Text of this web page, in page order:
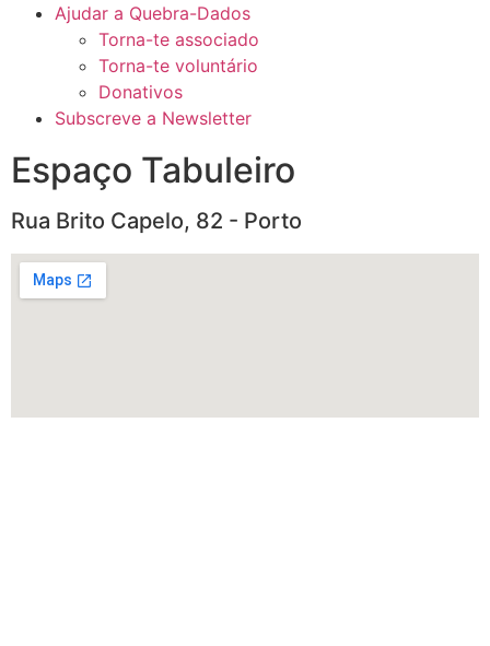
Ajudar a Quebra-Dados
Torna-te associado
Torna-te voluntário
Donativos
Subscreve a Newsletter
Espaço Tabuleiro
Rua Brito Capelo, 82 - Porto